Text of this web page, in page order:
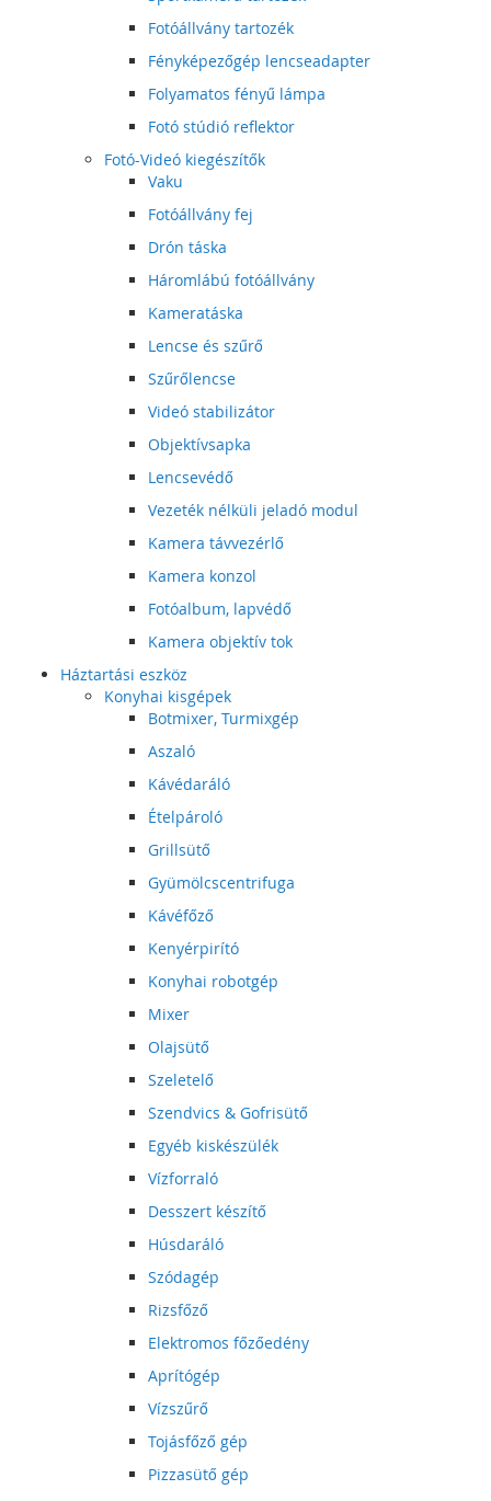
Fotóállvány tartozék
Fényképezőgép lencseadapter
Folyamatos fényű lámpa
Fotó stúdió reflektor
Fotó-Videó kiegészítők
Vaku
Fotóállvány fej
Drón táska
Háromlábú fotóállvány
Kameratáska
Lencse és szűrő
Szűrőlencse
Videó stabilizátor
Objektívsapka
Lencsevédő
Vezeték nélküli jeladó modul
Kamera távvezérlő
Kamera konzol
Fotóalbum, lapvédő
Kamera objektív tok
Háztartási eszköz
Konyhai kisgépek
Botmixer, Turmixgép
Aszaló
Kávédaráló
Ételpároló
Grillsütő
Gyümölcscentrifuga
Kávéfőző
Kenyérpirító
Konyhai robotgép
Mixer
Olajsütő
Szeletelő
Szendvics & Gofrisütő
Egyéb kiskészülék
Vízforraló
Desszert készítő
Húsdaráló
Szódagép
Rizsfőző
Elektromos főzőedény
Aprítógép
Vízszűrő
Tojásfőző gép
Pizzasütő gép